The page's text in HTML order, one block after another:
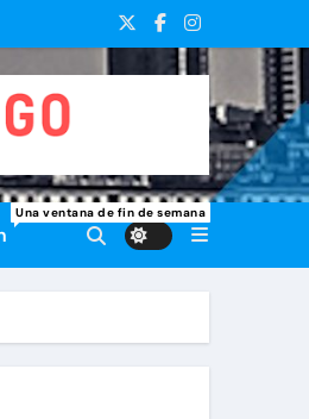
Una ventana de fin de semana